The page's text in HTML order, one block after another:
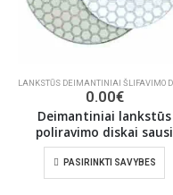
0.00€
Deimantiniai lankstūs
poliravimo diskai sausi
PASIRINKTI SAVYBES